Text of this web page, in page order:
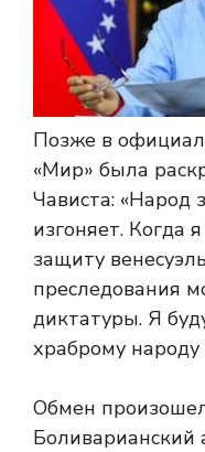
Позже в
«Мир» была
Чависта: «Народ
изгоняет. Когда
защиту
преследования
диктатуры. Я
храброму народу
Обмен
Боливарианский